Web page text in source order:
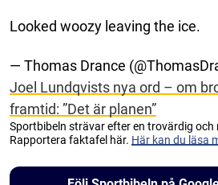
Looked woozy leaving the ice.
— Thomas Drance
Joel Lundqvists nya ord – om
framtid: ”Det är planen”
Sportbibeln strävar efter en trovärdig
Rapportera faktafel här. Här kan du läsa